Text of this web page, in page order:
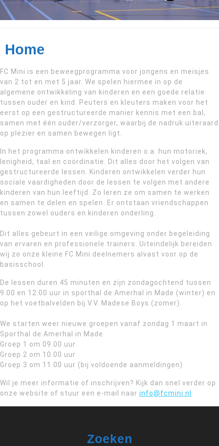
Home
FC Mini is een beweegprogramma voor jongens en meisjes
van 2 tot en met 5 jaar. We spelen hiermee in op de
algemene ontwikkeling van kinderen en een goede relatie
tussen ouder en kind. Peuters en kleuters maken voor het
eerst op een gestructureerde manier kennis met een bal,
samen met één ouder/verzorger, waarbij de nadruk uiteraard
op plezier en samen bewegen ligt.
In het programma ontwikkelen kinderen o.a. hun motoriek,
lenigheid, taal en coördinatie. Dit alles door het volgen van
gestructureerde lessen. Kinderen ontwikkelen verder hun
sociale vaardigheden door de lessen te volgen met andere
kinderen van hun leeftijd. Zo leren ze om samen te werken
en samen te delen en spelen. Er ontstaan vriendschappen
tussen zowel ouders en kinderen onderling.
Dit alles gebeurt in een veilige omgeving onder begeleiding
van ervaren en professionele trainers. Uiteindelijk bereiden
wij zo onze kleine FC Mini deelnemers alvast voor op de
basisschool.
De lessen duren 45 minuten en zijn zondagochtend tussen
9.00 en 12.00 uur in sporthal de Amerhal in Made (winter) en
op het voetbalvelden bij V.V. Madese Boys (zomer).
We starten weer nieuwe groepen vanaf zondag 1 maart in
Sporthal de Amerhal in Made.
Groep 1 om 09.00 uur
Groep 2 om 10.00 uur
Groep 3 om 11.00 uur (bij voldoende aanmeldingen)
Wil je meer informatie of inschrijven? Kijk dan snel verder op
onze website of stuur een e-mail naar info@fcmini.nl
Zoeken